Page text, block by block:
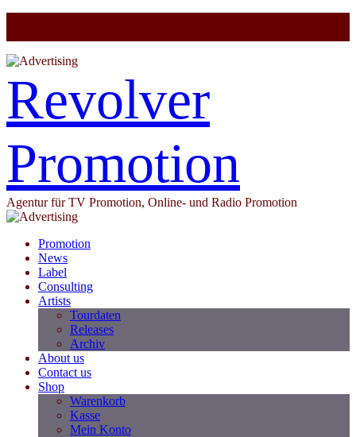
Revolver
Promotion
Agentur für TV Promotion, Online- und Radio Promotion
Promotion
News
Label
Consulting
Artists
Tourdaten
Releases
Archiv
About us
Contact us
Shop
Warenkorb
Kasse
Mein Konto